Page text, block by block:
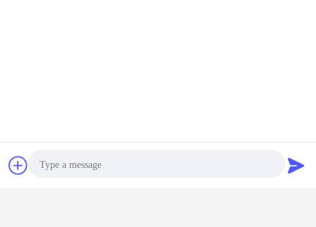
Chiacchierare